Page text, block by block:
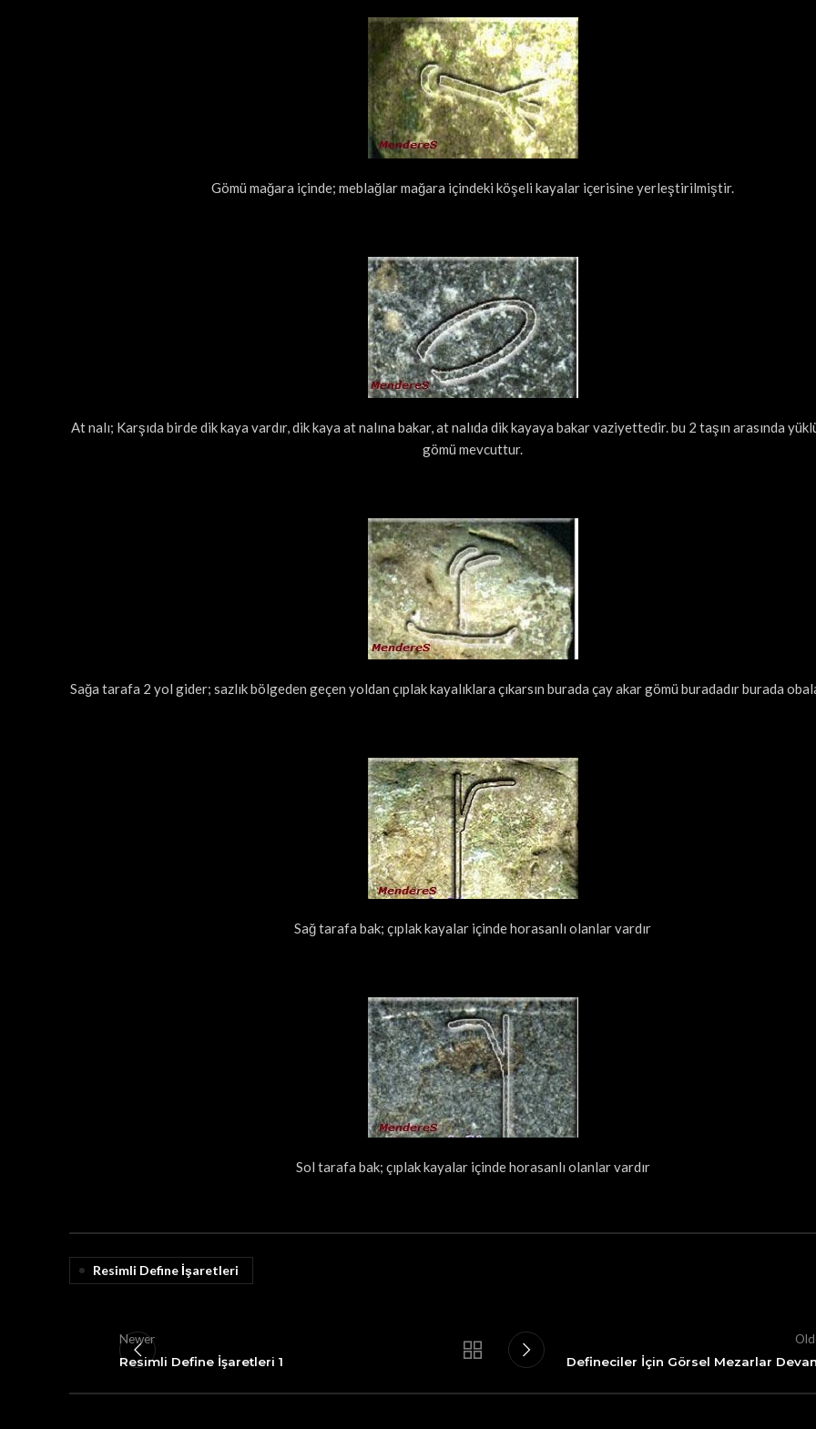
Gömü mağara içinde; meblağlar mağara içindeki köşeli kayalar içerisine yerleştirilmiştir.
At nalı; Karşıda birde dik kaya vardır, dik kaya at nalına bakar, at nalıda dik kayaya bakar vaziyettedir. bu 2 taşın arasında
gömü mevcuttur.
Sağa tarafa 2 yol gider; sazlık bölgeden geçen yoldan çıplak kayalıklara çıkarsın burada çay akar gömü buradadır burada
Sağ tarafa bak; çıplak kayalar içinde horasanlı olanlar vardır
Sol tarafa bak; çıplak kayalar içinde horasanlı olanlar vardır
Resimli Define İşaretleri
Newer
Resimli Define İşaretleri 1
Defineciler İçin Görsel Mezarlar